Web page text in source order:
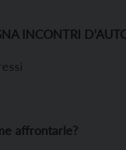
INCONTRI
affrontarle?